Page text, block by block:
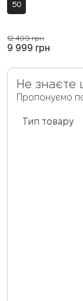
зелений
50
12 499 грн
9 999 грн
Не знаєте
Пропонуємо
Тип товару